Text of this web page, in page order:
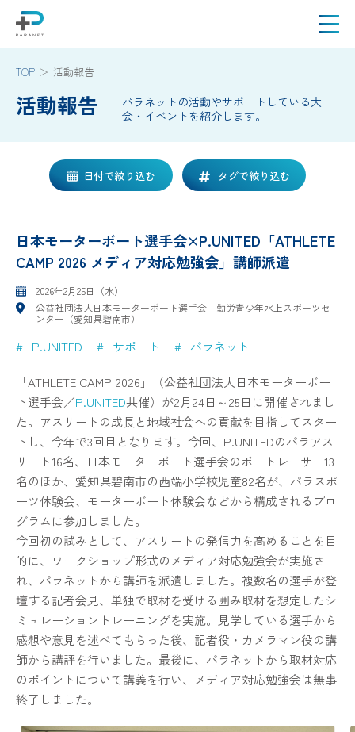
TOP 活動報告
活動報告
パラネットの活動やサポートしている大
会・イベントを紹介します。
日付で絞り込む タグで絞り込む
日本モーターボート選手会×P.UNITED「ATHLETE
CAMP 2026 メディア対応勉強会」講師派遣
2026年2月25日（水）
公益社団法人日本モーターボート選手会 勤労青少年水上スポーツセ
ンター（愛知県碧南市）
P.UNITED サポート パラネット
「ATHLETE CAMP 2026」（公益社団法人日本モーターボー
ト選手会／P.UNITED共催）が2月24日～25日に開催されまし
た。アスリートの成長と地域社会への貢献を目指してスター
トし、今年で3回目となります。今回、P.UNITEDのパラアス
リート16名、日本モーターボート選手会のボートレーサー13
名のほか、愛知県碧南市の西端小学校児童82名が、パラスポ
ーツ体験会、モーターボート体験会などから構成されるプロ
グラムに参加しました。
今回初の試みとして、アスリートの発信力を高めることを目
的に、ワークショップ形式のメディア対応勉強会が実施さ
れ、パラネットから講師を派遣しました。複数名の選手が登
壇する記者会見、単独で取材を受ける囲み取材を想定したシ
ミュレーショントレーニングを実施。見学している選手から
感想や意見を述べてもらった後、記者役・カメラマン役の講
師から講評を行いました。最後に、パラネットから取材対応
のポイントについて講義を行い、メディア対応勉強会は無事
終了しました。